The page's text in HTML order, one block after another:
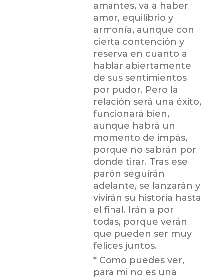
amantes, va a haber
amor, equilibrio y
armonía, aunque con
cierta contención y
reserva en cuanto a
hablar abiertamente
de sus sentimientos
por pudor. Pero la
relación será una éxito,
funcionará bien,
aunque habrá un
momento de impás,
porque no sabrán por
donde tirar. Tras ese
parón seguirán
adelante, se lanzarán y
vivirán su historia hasta
el final. Irán a por
todas, porque verán
que pueden ser muy
felices juntos.
* Como puedes ver,
para mi no es una